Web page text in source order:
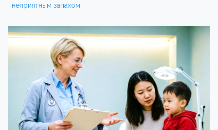
неприятным запахом.